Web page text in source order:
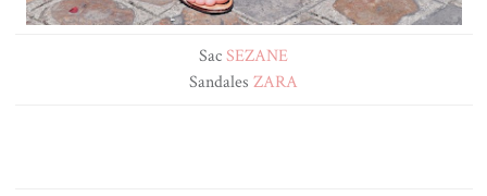
SacSEZANE
Sandales ZARA